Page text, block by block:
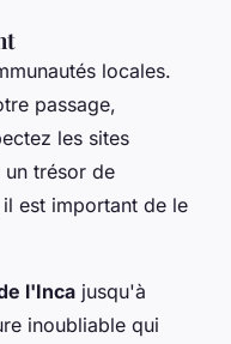
locales.
passage,
les sites
un trésor de
est important de le
l'Inca jusqu'à
inoubliable qui